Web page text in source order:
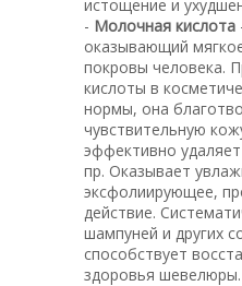
истощение и
- Молочная кислота
оказывающий
покровы человека.
кислоты в
нормы, она
чувствительную
эффективно
пр. Оказывает
эксфолиирующее,
действие.
шампуней и других
способствует
здоровья шевелюры.